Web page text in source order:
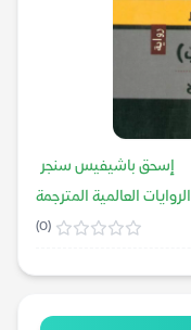
إسحق باشيفيس سنجر
الروايات العالمية المترجمة
(0)